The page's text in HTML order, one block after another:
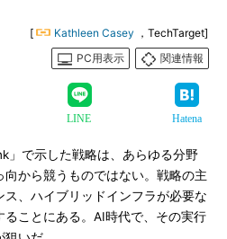
[ Kathleen Casey ，TechTarget]
PC用表示
関連情報
LINE Hatena
で示した戦略は、あらゆる分野
から競うものではない。戦略の主
、ハイブリッドインフラが必要な
ことにある。AI時代で、その実行